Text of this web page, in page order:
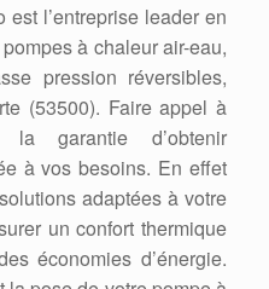
l’entreprise leader en
à chaleur air-eau,
pression réversibles,
(53500). Faire appel à
la garantie d’obtenir
à vos besoins. En effet
adaptées à votre
un confort thermique
économies d’énergie.